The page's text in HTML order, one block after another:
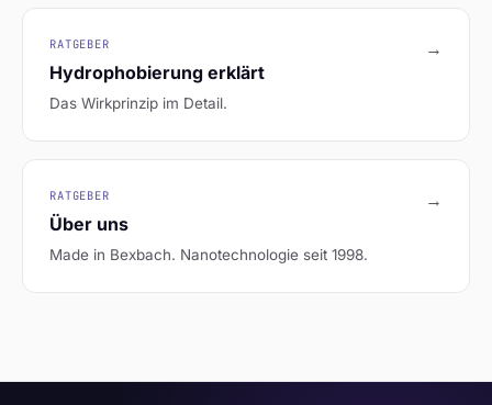
RATGEBER
Hydrophobierung erklärt
Das Wirkprinzip im Detail.
→
RATGEBER
Über uns
Made in Bexbach. Nanotechnologie seit 1998.
→